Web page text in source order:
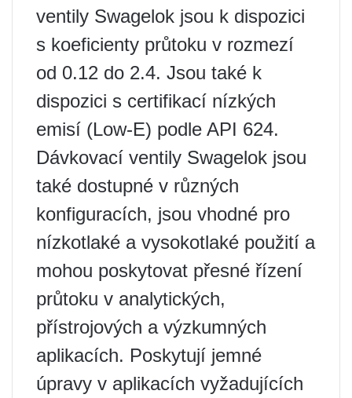
ventily Swagelok jsou k dispozici
s koeficienty průtoku v rozmezí
od 0.12 do 2.4. Jsou také k
dispozici s certifikací nízkých
emisí (Low-E) podle API 624.
Dávkovací ventily Swagelok jsou
také dostupné v různých
konfiguracích, jsou vhodné pro
nízkotlaké a vysokotlaké použití a
mohou poskytovat přesné řízení
průtoku v analytických,
přístrojových a výzkumných
aplikacích. Poskytují jemné
úpravy v aplikacích vyžadujících